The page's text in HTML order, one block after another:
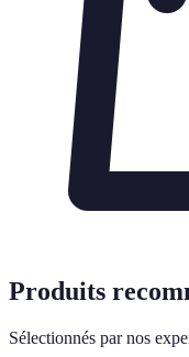
Produits
Sélectionnés par nos